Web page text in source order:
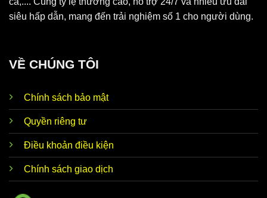
siêu hấp dẫn, mang đến trải nghiệm số 1 cho người dùng.
VỀ CHÚNG TÔI
Chính sách bảo mật
Quyền riêng tư
Điều khoản điều kiện
Chính sách giao dịch